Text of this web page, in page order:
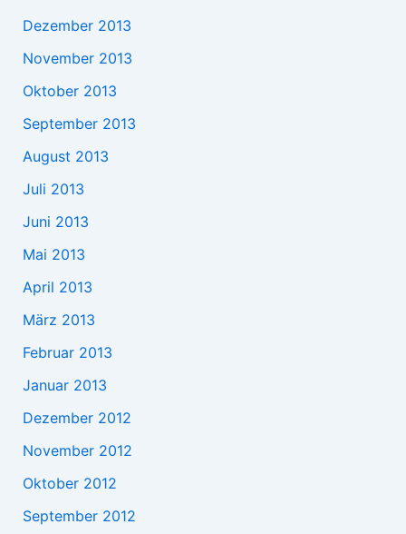
Dezember 2013
November 2013
Oktober 2013
September 2013
August 2013
Juli 2013
Juni 2013
Mai 2013
April 2013
März 2013
Februar 2013
Januar 2013
Dezember 2012
November 2012
Oktober 2012
September 2012